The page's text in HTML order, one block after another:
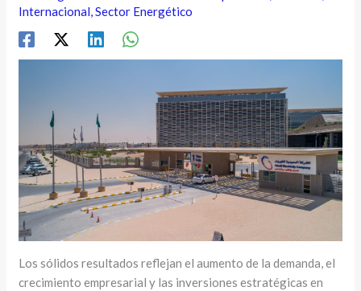
Internacional,Sector Energético
Los sólidos resultados reflejan el aumento de la demanda, el
crecimiento empresarial y las inversiones estratégicas en